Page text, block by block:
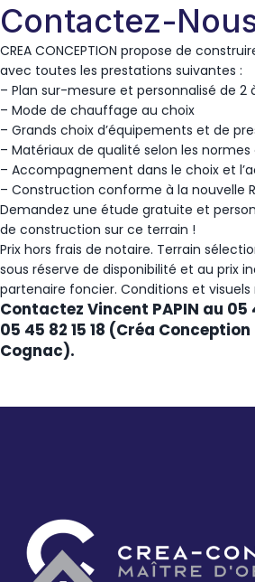
Contactez-
CREA CONCEPTION propose de
avec toutes les prestations suivantes :
– Plan sur-mesure et personnalisé de 2
– Mode de chauffage au choix
– Grands choix d’équipements et de
– Matériaux de qualité selon les
– Accompagnement dans le choix et
– Construction conforme à la nouvelle
Demandez une étude gratuite et
de construction sur ce terrain !
Prix hors frais de notaire. Terrain
sous réserve de disponibilité et au prix
partenaire foncier. Conditions et
Contactez Vincent PAPIN au 05
05 45 82 15 18 (Créa
Cognac).